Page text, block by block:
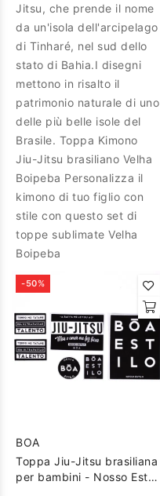
Jitsu, che prende il nome
da un'isola dell'arcipelago
di Tinharé, nel sud dello
stato di Bahia.I disegni
mettono in risalto il
patrimonio naturale di uno
delle più belle isole del
Brasile. Toppa Kimono
Jiu-Jitsu brasiliano Velha
Boipeba Personalizza il
kimono di tuo figlio con
stile con questo set di
toppe sublimate Velha
Boipeba
-50%
BOA
Toppa Jiu-Jitsu brasiliana
per bambini - Nosso Estilo